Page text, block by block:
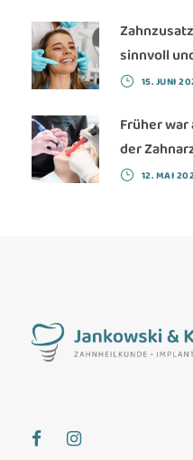
sinnvoll
15. JUNI
Früher war
der
12. MAI